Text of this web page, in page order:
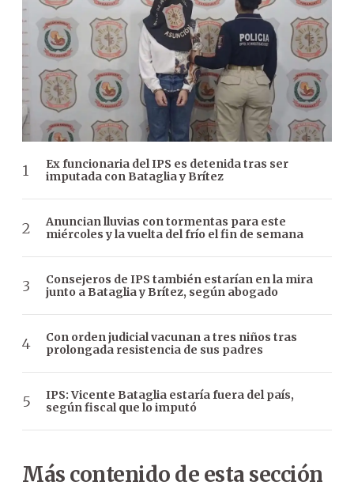
Ex funcionaria del IPS es detenida tras ser
imputada con Bataglia y Brítez
Anuncian lluvias con tormentas para este
miércoles y la vuelta del frío el fin de semana
Consejeros de IPS también estarían en la mira
junto a Bataglia y Brítez, según abogado
Con orden judicial vacunan a tres niños tras
prolongada resistencia de sus padres
IPS: Vicente Bataglia estaría fuera del país,
según fiscal que lo imputó
Más contenido de esta sección